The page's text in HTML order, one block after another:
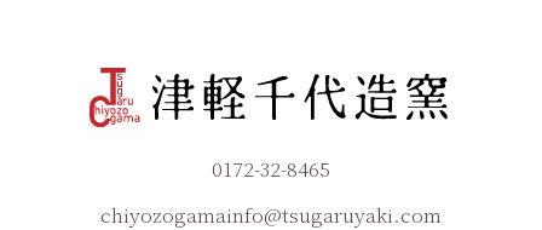
0172-32-8465
chiyozogamainfo@tsugaruyaki.com